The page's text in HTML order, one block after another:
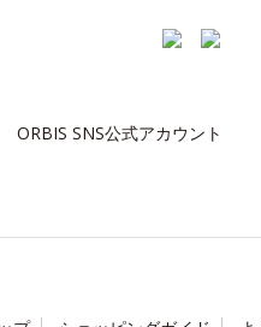
ORBIS SNS公式アカウント